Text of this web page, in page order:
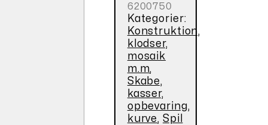
6200750
Kategorier:
Konstruktion,
klodser,
mosaik
m.m,
Skabe,
kasser,
opbevaring,
kurve, Spil